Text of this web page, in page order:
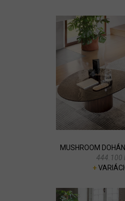
MUSHROOM
444.100
+